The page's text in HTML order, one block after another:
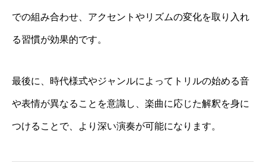
での組み合わせ、アクセントやリズムの変化を取り入れ
る習慣が効果的です。
最後に、時代様式やジャンルによってトリルの始める音
や表情が異なることを意識し、楽曲に応じた解釈を身に
つけることで、より深い演奏が可能になります。